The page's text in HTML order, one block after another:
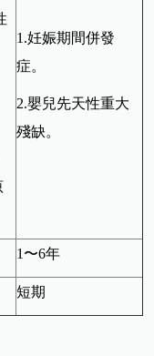
1.妊娠期間併發
症。
2.嬰兒先天性重大
殘缺。
1〜6年
短期